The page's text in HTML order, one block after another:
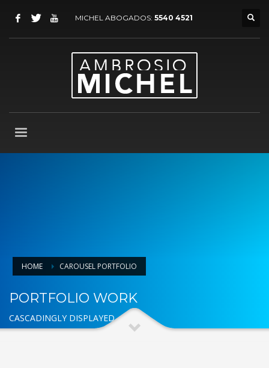
MICHEL ABOGADOS: 5540 4521
HOME CAROUSEL PORTFOLIO
PORTFOLIO WORK
CASCADINGLY DISPLAYED